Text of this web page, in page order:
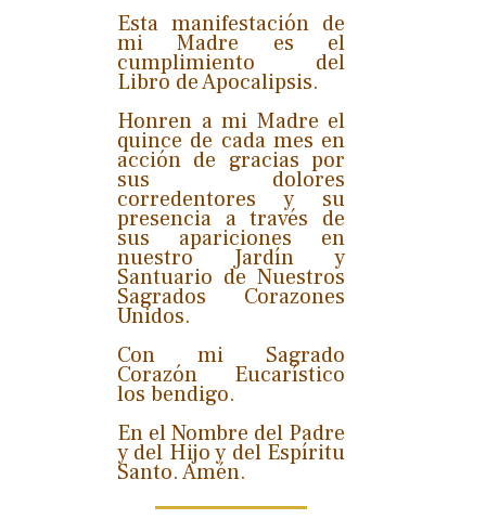
Esta manifestación de
mi Madre es el
cumplimiento del
Libro de Apocalipsis.
Honren a mi Madre el
quince de cada mes en
acción de gracias por
sus dolores
corredentores y su
presencia a través de
sus apariciones en
nuestro Jardín y
Santuario de Nuestros
Sagrados Corazones
Unidos.
Con mi Sagrado
Corazón Eucarístico
los bendigo.
En el Nombre del Padre
y del Hijo y del Espíritu
Santo. Amén.